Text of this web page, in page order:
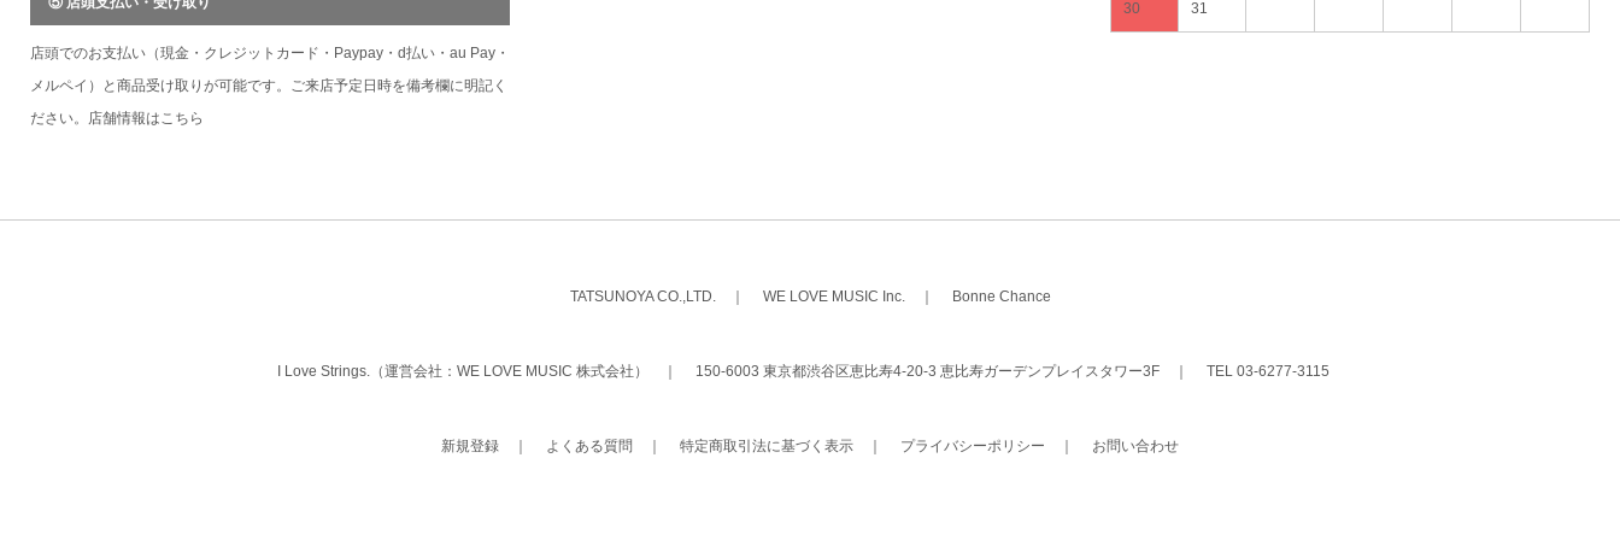
店頭でのお支払い（現金・クレジットカード・Paypay・d払い・au Pay・
メルペイ）と商品受け取りが可能です。ご来店予定日時を備考欄に明記く
ださい。店舗情報は こちら
30 31
TATSUNOYA CO.,LTD. ｜ WE LOVE MUSIC Inc. ｜ Bonne Chance
I Love Strings.（運営会社：WE LOVE MUSIC 株式会社） ｜ 150-6003 東京都渋谷区恵比寿4-20-3 恵比寿ガーデンプレイスタワー3F｜ TEL 03-6277-3115
新規登録 ｜ よくある質問 ｜ 特定商取引法に基づく表示 ｜ プライバシーポリシー ｜ お問い合わせ